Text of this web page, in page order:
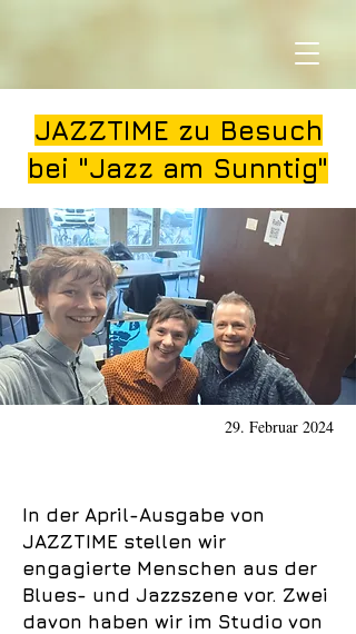
JAZZTIME zu Besuch
bei "Jazz am Sunntig"
29. Februar 2024
In der April-Ausgabe von
JAZZTIME stellen wir
engagierte Menschen aus der
Blues- und Jazzszene vor. Zwei
davon haben wir im Studio von